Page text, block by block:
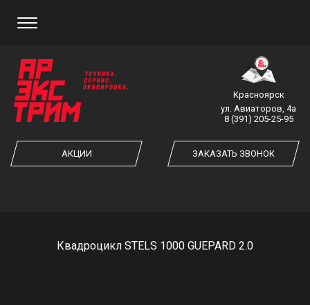
АКЦИИ
Красноярск
ул. Авиаторов, 4а
8 (391) 205-25-95
ЗАКАЗАТЬ ЗВОНОК
ЗАКАЗ ОБРАТНОГО ЗВОНКА
ЗАКАЗАТЬ ЗВОНОК
Квадроцикл STELS 1000 GUEPARD 2.0